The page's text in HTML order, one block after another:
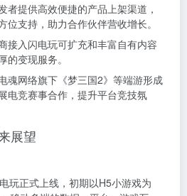
者提供高效便捷的产品上架渠道，
位支持，助力合作伙伴营收增长。
接入闪电玩可扩充和丰富自有内容
的变现服务。
魂网络旗下《梦三国2》等端游形成
电竞赛事合作，提升平台竞技氛
展望
玩正式上线，初期以H5小游戏为